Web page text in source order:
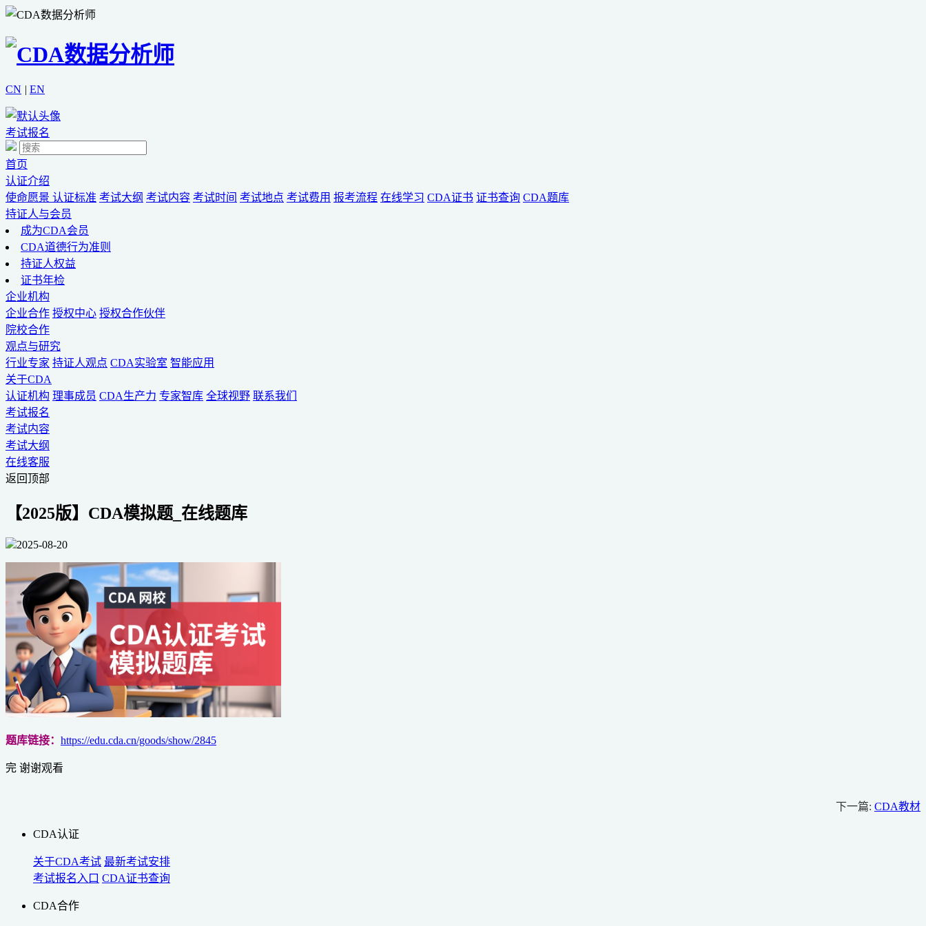
CN | EN
考试报名
首页
认证介绍
使命愿景 认证标准 考试大纲 考试内容 考试时间 考试地点 考试费用 报考流程 在线学习 CDA证书 证书查询 CDA题库
持证人与会员
成为CDA会员
CDA道德行为准则
持证人权益
证书年检
企业机构
企业合作 授权中心 授权合作伙伴
院校合作
观点与研究
行业专家 持证人观点 CDA实验室 智能应用
关于CDA
认证机构 理事成员 CDA生产力 专家智库 全球视野 联系我们
考试报名
考试内容
考试大纲
在线客服
返回顶部
【2025版】CDA模拟题_在线题库
2025-08-20
题库链接： https://edu.cda.cn/goods/show/2845
完 谢谢观看
下一篇: CDA教材
CDA认证
关于CDA考试 最新考试安排
考试报名入口 CDA证书查询
CDA合作